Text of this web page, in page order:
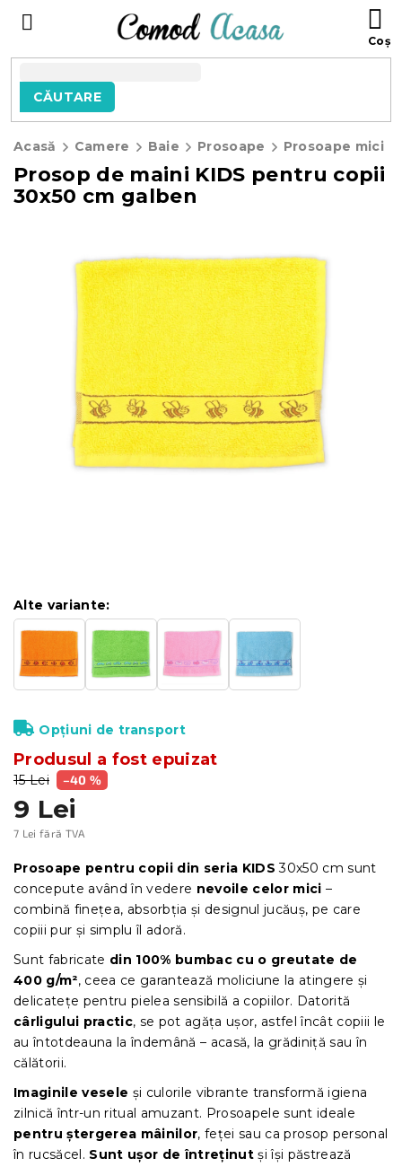
CĂUTARE
Acasă Camere Baie Prosoape Prosoape mici
Prosop de maini KIDS pentru copii
30x50 cm galben
15 Lei –40 %
9 Lei
7 Lei fără TVA
preţ:
Produsul a fost epuizat
Alte variante:
Opțiuni de transport
Prosoape pentru copii din seria KIDS 30x50 cm sunt
concepute având în vedere nevoile celor mici –
combină finețea, absorbția și designul jucăuș, pe care
copiii pur și simplu îl adoră.
Sunt fabricate din 100% bumbac cu o greutate de
400 g/m², ceea ce garantează moliciune la atingere și
delicatețe pentru pielea sensibilă a copiilor. Datorită
cârligului practic, se pot agăța ușor, astfel încât copiii le
au întotdeauna la îndemână – acasă, la grădiniță sau în
călătorii.
Imaginile vesele și culorile vibrante transformă igiena
zilnică într-un ritual amuzant. Prosoapele sunt ideale
pentru ștergerea mâinilor, feței sau ca prosop personal
în rucsăcel. Sunt ușor de întreținut și își păstrează